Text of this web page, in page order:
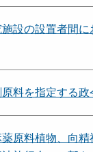
設の設置者間
料を指定する
原料植物、向